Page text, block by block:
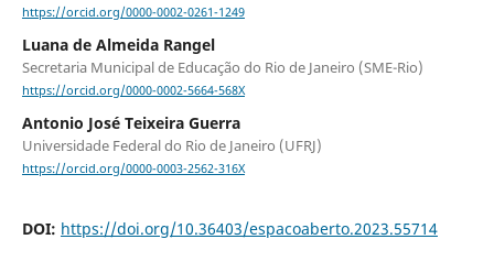
https://orcid.org/0000-0002-0261-1249
Luana de Almeida Rangel
Secretaria Municipal de Educação do Rio de Janeiro (SME-Rio)
https://orcid.org/0000-0002-5664-568X
Antonio José Teixeira Guerra
Universidade Federal do Rio de Janeiro (UFRJ)
https://orcid.org/0000-0003-2562-316X
DOI: https://doi.org/10.36403/espacoaberto.2023.55714